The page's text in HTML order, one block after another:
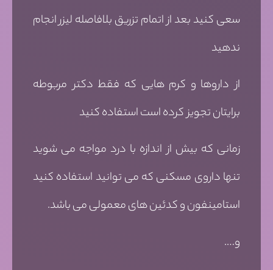
سعی کنید بعد از اتمام تزریق بلافاصله لیزر انجام
ندهید
از داروها و کرم هایی که فقط دکتر مربوطه
برایتان تجویز کرده است استفاده کنید
زمانی که بیش از اندازه با درد مواجه می شوید
تنها داروی مسکنی که می توانید استفاده کنید
استامینفون و کدئین های معمولی می باشد.
و….